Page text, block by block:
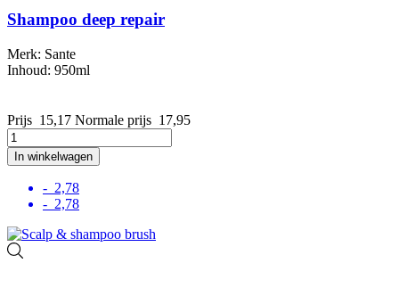
Shampoo deep repair
Merk: Sante
Inhoud: 950ml
Prijs 15,17 Normale prijs 17,95
In winkelwagen
- 2,78
- 2,78